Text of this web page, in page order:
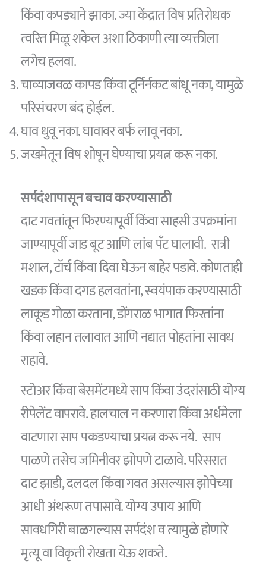
किंवा कपड्याने झाका. ज्या केंद्रात विष प्रतिरोधक
त्वरित मिळू शकेल अशा ठिकाणी त्या व्यक्तीला
लगेच हलवा.
चाव्याजवळ कापड किंवा टूर्निर्नकट बांधू नका, यामुळे
परिसंचरण बंद होईल.
घाव धुवू नका. घावावर बर्फ लावू नका.
जखमेतून विष शोषून घेण्याचा प्रयत्न करू नका.
सर्पदंशापासून बचाव करण्यासाठी
दाट गवतांतून फिरण्यापूर्वी किंवा साहसी उपक्रमांना
जाण्यापूर्वी जाड बूट आणि लांब पँट घालावी. रात्री
मशाल, टॉर्च किंवा दिवा घेऊन बाहेर पडावे. कोणताही
खडक किंवा दगड हलवतांना, स्वयंपाक करण्यासाठी
लाकूड गोळा करताना, डोंगराळ भागात फिरतांना
किंवा लहान तलावात आणि नद्यात पोहतांना सावध
राहावे.
स्टोअर किंवा बेसमेंटमध्ये साप किंवा उंदरांसाठी योग्य
रीपेलेंट वापरावे. हालचाल न करणारा किंवा अर्धमेला
वाटणारा साप पकडण्याचा प्रयत्न करू नये. साप
पाळणे तसेच जमिनीवर झोपणे टाळावे. परिसरात
दाट झाडी, दलदल किंवा गवत असल्यास झोपेच्या
आधी अंथरूण तपासावे. योग्य उपाय आणि
सावधगिरी बाळगल्यास सर्पदंश व त्यामुळे होणारे
मृत्यू वा विकृती रोखता येऊ शकते.